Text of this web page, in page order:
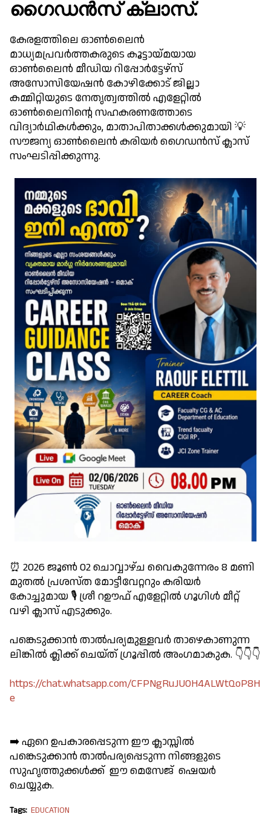
ഗൈഡൻസ് ക്ലാസ്.
കേരളത്തിലെ ഓൺലൈൻ
മാധ്യമപ്രവർത്തകരുടെ കൂട്ടായ്മയായ
ഓൺലൈൻ മീഡിയ റിപ്പോർട്ടേഴ്സ്
അസോസിയേഷൻ കോഴിക്കോട് ജില്ലാ
കമ്മിറ്റിയുടെ നേതൃത്വത്തിൽ എളേറ്റിൽ
ഓൺലൈനിന്റെ സഹകരണത്തോടെ
വിദ്യാർഥികൾക്കും, മാതാപിതാക്കൾക്കുമായി 💡
സൗജന്യ ഓൺലൈൻ കരിയർ ഗൈഡൻസ് ക്ലാസ്
സംഘടിപ്പിക്കുന്നു.
⏰ 2026 ജൂൺ 02 ചൊവ്വാഴ്ച വൈകുന്നേരം 8 മണി
മുതൽ പ്രശസ്ത മോട്ടീവേറ്ററും കരിയർ
കോച്ചുമായ 🎙️ ശ്രീ റഊഫ് എളേറ്റിൽ ഗൂഗിൾ മീറ്റ്
വഴി ക്ലാസ് എടുക്കും.
പങ്കെടുക്കാൻ താൽപര്യമുള്ളവർ താഴെകാണുന്ന
ലിങ്കിൽ ക്ലിക്ക് ചെയ്ത് ഗ്രൂപ്പിൽ അംഗമാകുക. 👇👇👇
https://chat.whatsapp.com/CFPNgRuJUOH4ALWtQoP8H
e
➡️ ഏറെ ഉപകാരപ്പെടുന്ന ഈ ക്ലാസ്സിൽ
പങ്കെടുക്കാൻ താൽപര്യപ്പെടുന്ന നിങ്ങളുടെ
സുഹൃത്തുക്കൾക്ക് ഈ മെസേജ് ഷെയർ
ചെയ്യുക.
Tags: EDUCATION